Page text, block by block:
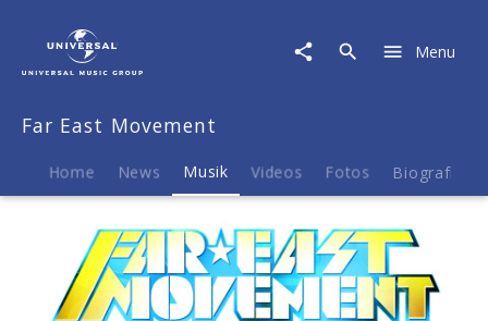
Movement
Menu
Far East Movement
Home News Musik Videos Fotos Biografie